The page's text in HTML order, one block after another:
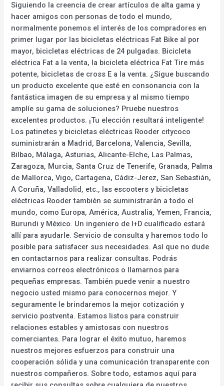
Siguiendo la creencia de crear artículos de alta gama y
hacer amigos con personas de todo el mundo,
normalmente ponemos el interés de los compradores en
primer lugar por las bicicletas eléctricas Fat Bike al por
mayor, bicicletas eléctricas de 24 pulgadas. Bicicleta
eléctrica Fat a la venta, la bicicleta eléctrica Fat Tire más
potente, bicicletas de cross E a la venta. ¿Sigue buscando
un producto excelente que esté en consonancia con la
fantástica imagen de su empresa y al mismo tiempo
amplíe su gama de soluciones? Pruebe nuestros
excelentes productos. ¡Tu elección resultará inteligente!
Los patinetes y bicicletas eléctricas Rooder citycoco
suministrarán a Madrid, Barcelona, Valencia, Sevilla,
Bilbao, Málaga, Asturias, Alicante-Elche, Las Palmas,
Zaragoza, Murcia, Santa Cruz de Tenerife, Granada, Palma
de Mallorca, Vigo, Cartagena, Cádiz-Jerez, San Sebastián,
A Coruña, Valladolid, etc., las escooters y bicicletas
eléctricas Rooder también se suministrarán a todo el
mundo, como Europa, América, Australia, Yemen, Francia,
Burundi y México. Un ingeniero de I+D cualificado estará
allí para ayudarle. Servicio de consulta y haremos todo lo
posible para satisfacer sus necesidades. Así que no dude
en contactarnos para realizar consultas. Podrás
enviarnos correos electrónicos o llamarnos para
pequeñas empresas. También puede venir a nuestro
negocio usted mismo para conocernos mejor. Y
seguramente le brindaremos la mejor cotización y
servicio postventa. Estamos listos para construir
relaciones estables y amistosas con nuestros
comerciantes. Para lograr el éxito mutuo, haremos
nuestros mejores esfuerzos para construir una
cooperación sólida y una comunicación transparente con
nuestros compañeros. Sobre todo, estamos aquí para